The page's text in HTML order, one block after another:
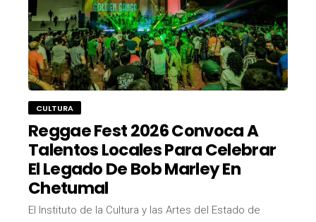
CULTURA
Reggae Fest 2026 Convoca A
Talentos Locales Para Celebrar
El Legado De Bob Marley En
Chetumal
El Instituto de la Cultura y las Artes del Estado de